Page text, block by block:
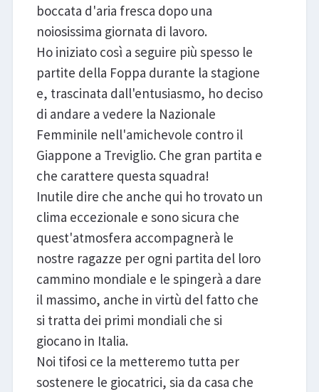
boccata d'aria fresca dopo una
noiosissima giornata di lavoro.
Ho iniziato così a seguire più spesso le
partite della Foppa durante la stagione
e, trascinata dall'entusiasmo, ho deciso
di andare a vedere la Nazionale
Femminile nell'amichevole contro il
Giappone a Treviglio. Che gran partita e
che carattere questa squadra!
Inutile dire che anche qui ho trovato un
clima eccezionale e sono sicura che
quest'atmosfera accompagnerà le
nostre ragazze per ogni partita del loro
cammino mondiale e le spingerà a dare
il massimo, anche in virtù del fatto che
si tratta dei primi mondiali che si
giocano in Italia.
Noi tifosi ce la metteremo tutta per
sostenere le giocatrici, sia da casa che